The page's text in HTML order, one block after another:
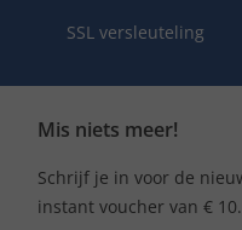
SSL versleuteling
Mis niets meer!
Schrijf je in voor de
instant voucher van € 10.